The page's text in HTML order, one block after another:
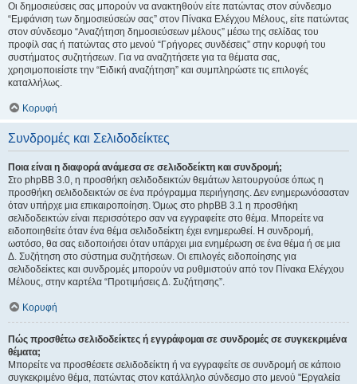
Οι δημοσιεύσεις σας μπορούν να ανακτηθούν είτε πατώντας στον σύνδεσμο
“Εμφάνιση των δημοσιεύσεών σας” στον Πίνακα Ελέγχου Μέλους, είτε πατώντας
στον σύνδεσμο “Αναζήτηση δημοσιεύσεων μέλους” μέσω της σελίδας του
προφίλ σας ή πατώντας στο μενού “Γρήγορες συνδέσεις” στην κορυφή του
συστήματος συζητήσεων. Για να αναζητήσετε για τα θέματα σας,
χρησιμοποιείστε την “Ειδική αναζήτηση” και συμπληρώστε τις επιλογές
καταλλήλως.
Κορυφή
Συνδρομές και Σελιδοδείκτες
Ποια είναι η διαφορά ανάμεσα σε σελιδοδείκτη και συνδρομή;
Στο phpBB 3.0, η προσθήκη σελιδοδεικτών θεμάτων λειτουργούσε όπως η
προσθήκη σελιδοδεικτών σε ένα πρόγραμμα περιήγησης. Δεν ενημερωνόσασταν
όταν υπήρχε μια επικαιροποίηση. Όμως στο phpBB 3.1 η προσθήκη
σελιδοδεικτών είναι περισσότερο σαν να εγγραφείτε στο θέμα. Μπορείτε να
ειδοποιηθείτε όταν ένα θέμα σελιδοδείκτη έχει ενημερωθεί. Η συνδρομή,
ωστόσο, θα σας ειδοποιήσει όταν υπάρχει μια ενημέρωση σε ένα θέμα ή σε μια
Δ. Συζήτηση στο σύστημα συζητήσεων. Οι επιλογές ειδοποίησης για
σελιδοδείκτες και συνδρομές μπορούν να ρυθμιστούν από τον Πίνακα Ελέγχου
Μέλους, στην καρτέλα “Προτιμήσεις Δ. Συζήτησης”.
Κορυφή
Πώς προσθέτω σελιδοδείκτες ή εγγράφομαι σε συνδρομές σε συγκεκριμένα
θέματα;
Μπορείτε να προσθέσετε σελιδοδείκτη ή να εγγραφείτε σε συνδρομή σε κάποιο
συγκεκριμένο θέμα, πατώντας στον κατάλληλο σύνδεσμο στο μενού "Εργαλεία